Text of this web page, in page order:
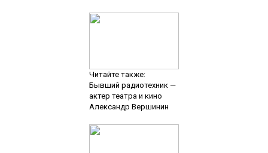
Читайте также:
Бывший радиотехник —
актер театра и кино
Александр Вершинин